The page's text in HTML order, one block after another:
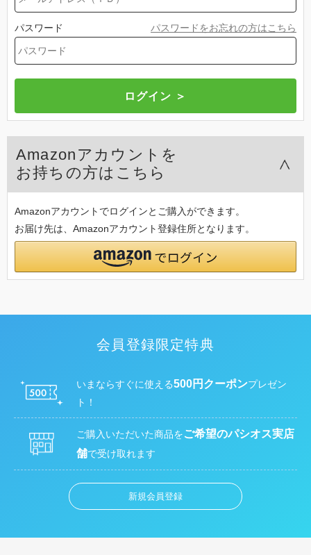
パスワード パスワードをお忘れの方はこちら
Amazonアカウントを
お持ちの方はこちら
Amazonアカウントでログインとご購入ができます。
お届け先は、Amazonアカウント登録住所となります。
会員登録限定特典
いまならすぐに使える500円クーポンプレゼン
ト！
ご購入いただいた商品をご希望のパシオス実店
舗で受け取れます
新規会員登録